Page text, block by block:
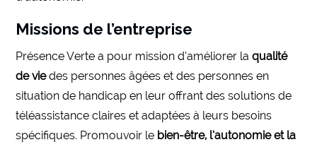
Missions de l’entreprise
Présence Verte a pour mission d’améliorer laqualité
de viedes personnes âgées et des personnes en
situation de handicap en leur offrant des solutions de
téléassistance claires et adaptées à leurs besoins
spécifiques. Promouvoir le bien-être, l’autonomie et la